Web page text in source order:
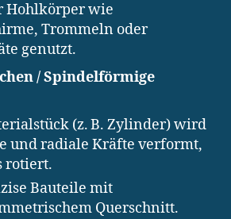
Hohlkörper wie
Trommeln oder
genutzt.
/ Spindelförmige
(z. B. Zylinder) wird
und radiale Kräfte verformt,
rotiert.
Bauteile mit
Querschnitt.